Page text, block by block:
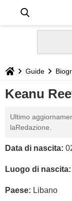
STILE
BIOGRAFIE
GASTRONOMIA
CAPELLI
Guide
Keanu
Ultimo
laRedazione.
Data di nascita:
Luogo di nascita:
Paese: Libano